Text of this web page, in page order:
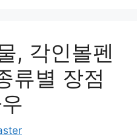
, 각인볼펜
류별 장점